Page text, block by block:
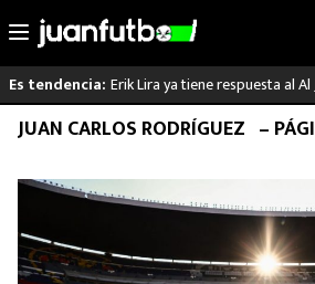
Saltar
Es tendencia: Erik Lira ya tiene respuesta al Al
LO ÚLTIMO
LIGA MX
RAYADOS
JUAN CARLOS RODRÍGUEZ –